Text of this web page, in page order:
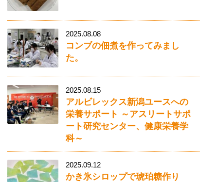
2025.08.08
コンブの佃煮を作ってみまし
た。
2025.08.15
アルビレックス新潟ユースへの
栄養サポート ～アスリートサポ
ート研究センター、健康栄養学
科～
2025.09.12
かき氷シロップで琥珀糖作り